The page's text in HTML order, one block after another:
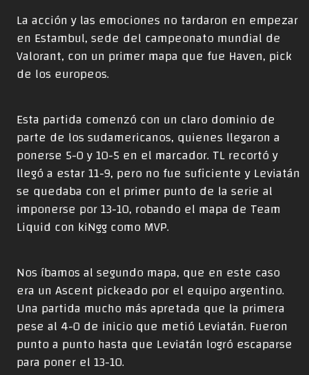
La acción y las emociones no tardaron en empezar
en Estambul, sede del campeonato mundial de
Valorant, con un primer mapa que fue Haven, pick
de los europeos.
Esta partida comenzó con un claro dominio de
parte de los sudamericanos, quienes llegaron a
ponerse 5-0 y 10-5 en el marcador. TL recortó y
llegó a estar 11-9, pero no fue suficiente y Leviatán
se quedaba con el primer punto de la serie al
imponerse por 13-10, robando el mapa de Team
Liquid con kiNgg como MVP.
Nos íbamos al segundo mapa, que en este caso
era un Ascent pickeado por el equipo argentino.
Una partida mucho más apretada que la primera
pese al 4-0 de inicio que metió Leviatán. Fueron
punto a punto hasta que Leviatán logró escaparse
para poner el 13-10.